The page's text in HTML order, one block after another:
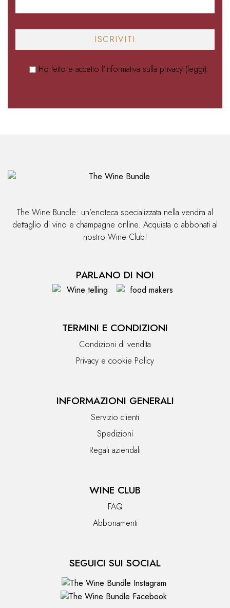
Ho letto e accetto l'informativa sulla privacy (leggi).
The Wine Bundle: un’enoteca specializzata nella vendita al
dettaglio di vino e champagne online. Acquista o abbonati al
nostro Wine Club!
PARLANO DI NOI
TERMINI E CONDIZIONI
Condizioni di vendita
Privacy e cookie Policy
INFORMAZIONI GENERALI
Servizio clienti
Spedizioni
Regali aziendali
WINE CLUB
FAQ
Abbonamenti
SEGUICI SUI SOCIAL